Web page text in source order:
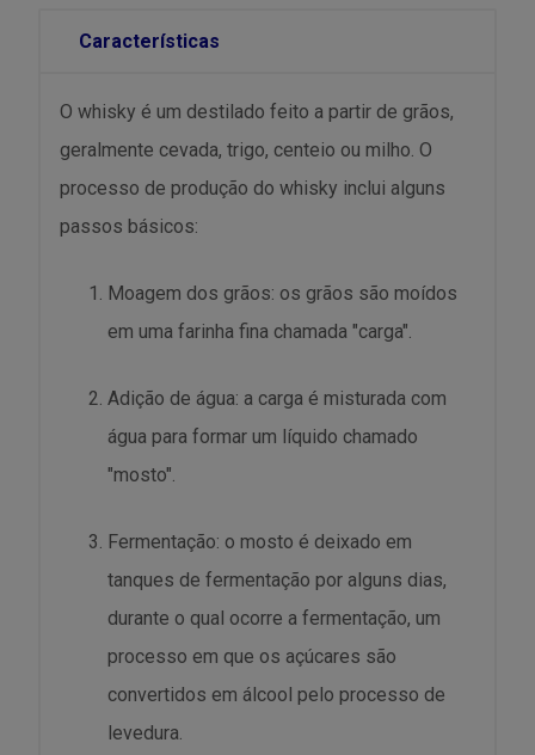
Características
O whisky é um destilado feito a partir de grãos,
geralmente cevada, trigo, centeio ou milho. O
processo de produção do whisky inclui alguns
passos básicos:
Moagem dos grãos: os grãos são moídos
em uma farinha fina chamada "carga".
Adição de água: a carga é misturada com
água para formar um líquido chamado
"mosto".
Fermentação: o mosto é deixado em
tanques de fermentação por alguns dias,
durante o qual ocorre a fermentação, um
processo em que os açúcares são
convertidos em álcool pelo processo de
levedura.